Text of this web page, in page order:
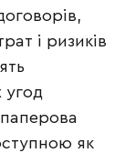
і ризиків
угод
як